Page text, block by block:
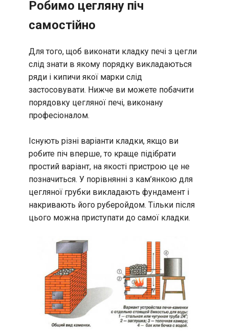
Робимо цегляну піч
самостійно
Для того, щоб виконати кладку печі з цегли
слід знати в якому порядку викладаються
ряди і кипичи якої марки слід
застосовувати. Нижче ви можете побачити
порядовку цегляної печі, виконану
професіоналом.
Існують різні варіанти кладки, якщо ви
робите піч вперше, то краще підібрати
простий варіант, на якості пристрою це не
позначиться. У порівнянні з кам’янкою для
цегляної грубки викладають фундамент і
накривають його руберойдом. Тільки після
цього можна приступати до самої кладки.